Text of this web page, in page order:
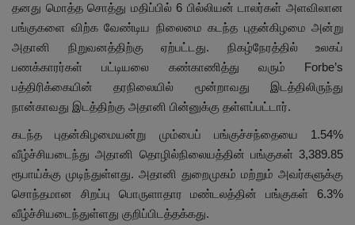
தனது மொத்த சொத்து மதிப்பில் 6 பில்லியன் டாலர்கள் அளவிலான
பங்குகளை விற்க வேண்டிய நிலைமை கடந்த புதன்கிழமை அன்று
அதானி நிறுவனத்திற்கு ஏற்பட்டது. நிகழ்நேரத்தில் உலகப்
பணக்காரர்கள் பட்டியலை கண்காணித்து வரும் Forbe’s
பத்திரிக்கையின் தரநிலையில் மூன்றாவது இடத்திலிருந்து
நான்காவது இடத்திற்கு அதானி பின்னுக்கு தள்ளப்பட்டார்.
கடந்த புதன்கிழமையன்று மும்பைப் பங்குச்சந்தையை 1.54%
வீழ்ச்சியடைந்து அதானி தொழில்நிலையத்தின் பங்குகள் 3,389.85
ரூபாய்க்கு முடிந்துள்ளது. அதானி துறைமுகம் மற்றும் அவர்களுக்கு
சொந்தமான சிறப்பு பொருளாதார மண்டலத்தின் பங்குகள் 6.3%
வீழ்ச்சியடைந்துள்ளது குறிப்பிடத்தக்கது.